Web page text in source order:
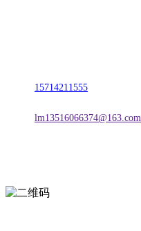
15714211555
lm13516066374@163.com